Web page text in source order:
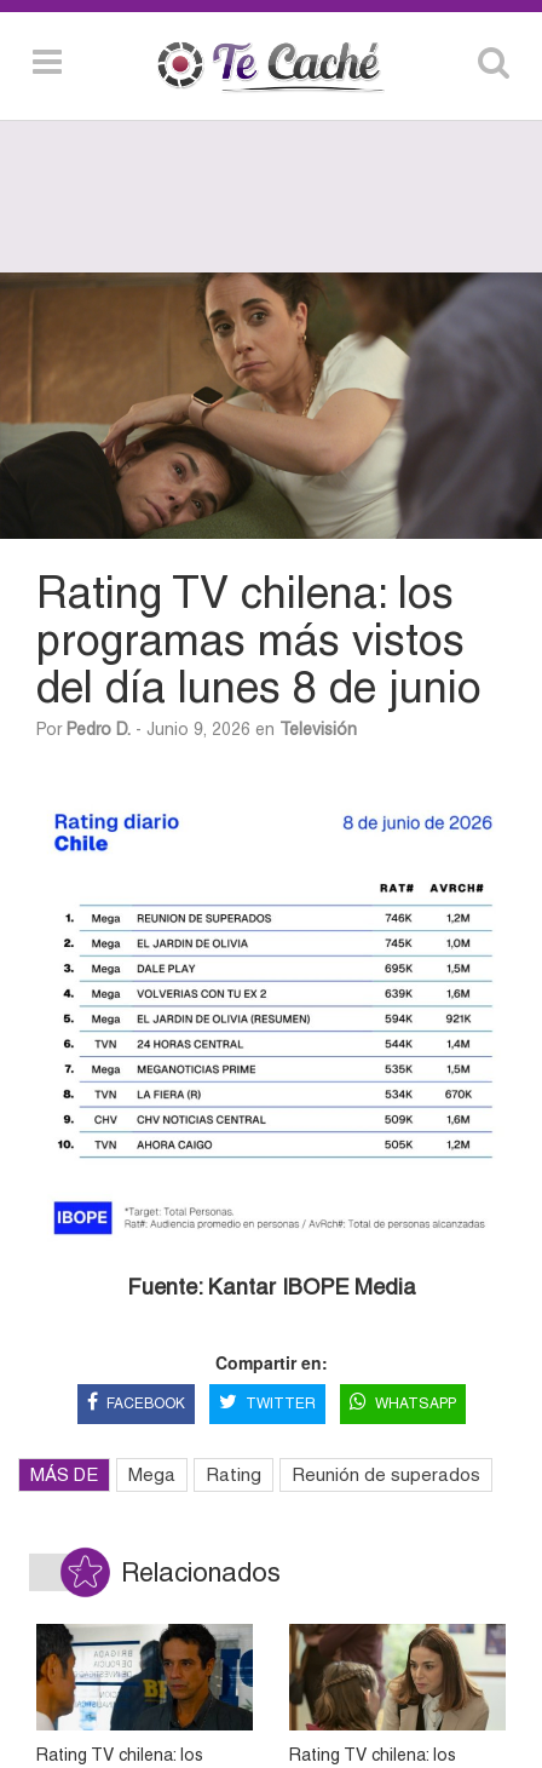
Rating TV chilena: los
programas más vistos
del día lunes 8 de junio
Por Pedro D. - Junio 9, 2026 en Televisión
Fuente: Kantar IBOPE Media
Compartir en:
FACEBOOK TWITTER WHATSAPP
MÁS DE Mega Rating Reunión de superados
Relacionados
Rating TV chilena: los
Rating TV chilena: los